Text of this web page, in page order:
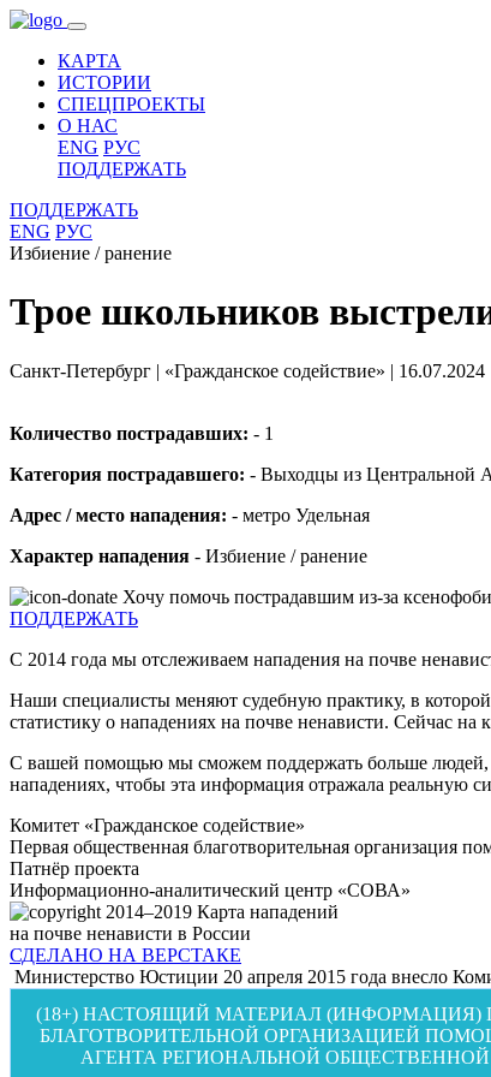
КАРТА
ИСТОРИИ
СПЕЦПРОЕКТЫ
О НАС
ENG РУС
ПОДДЕРЖАТЬ
ПОДДЕРЖАТЬ
ENG РУС
Избиение / ранение
Трое школьников
Санкт-Петербург | «Гражданское содействие» | 16.07.2024
Количество пострадавших: - 1
Категория пострадавшего: - Выходцы из Центральной
Адрес / место нападения: - метро Удельная
Характер нападения - Избиение / ранение
Хочу помочь пострадавшим из-за
ПОДДЕРЖАТЬ
С 2014 года мы отслеживаем нападения на почве
Наши специалисты меняют судебную практику, в
статистику о нападениях на почве ненависти. Сейчас на
С вашей помощью мы сможем поддержать больше людей,
нападениях, чтобы эта информация отражала реальную
Комитет «Гражданское содействие»
Первая общественная благотворительная организация
Патнёр проекта
Информационно-аналитический центр «СОВА»
2014–2019 Карта нападений
на почве ненависти в России
СДЕЛАНО НА ВЕРСТАКЕ
Министерство Юстиции 20 апреля 2015 года внесло
(18+) НАСТОЯЩИЙ МАТЕРИАЛ
БЛАГОТВОРИТЕЛЬНОЙ ОРГАНИЗАЦИЕЙ
АГЕНТА РЕГИОНАЛЬНОЙ